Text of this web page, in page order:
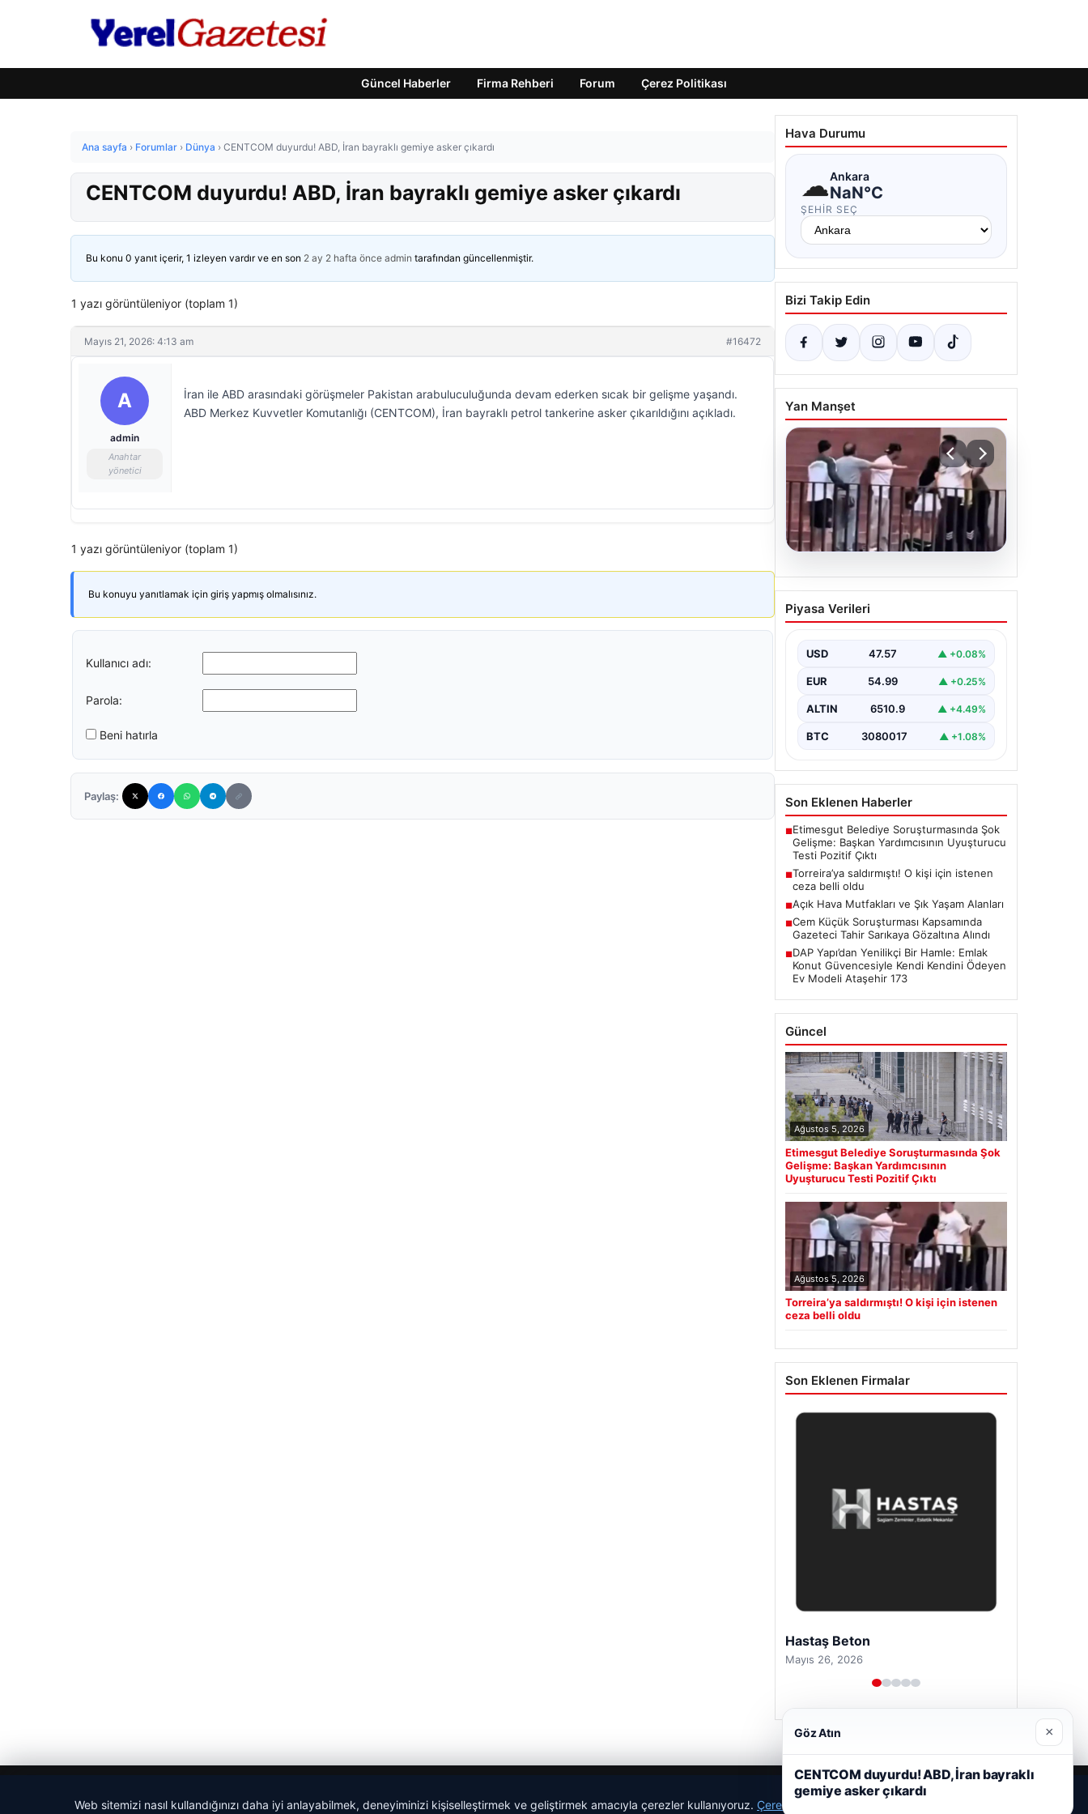
Güncel Haberler Firma Rehberi Forum Çerez Politikası
Ana sayfa › Forumlar › Dünya › CENTCOM duyurdu! ABD, İran bayraklı gemiye asker çıkardı
CENTCOM duyurdu! ABD, İran bayraklı gemiye asker çıkardı
Bu konu 0 yanıt içerir, 1 izleyen vardır ve en son 2 ay 2 hafta önce admin tarafından güncellenmiştir.
1 yazı görüntüleniyor (toplam 1)
Mayıs 21, 2026: 4:13 am #16472
A
admin
Anahtar
yönetici
İran ile ABD arasındaki görüşmeler Pakistan arabuluculuğunda devam ederken sıcak bir gelişme yaşandı.
ABD Merkez Kuvvetler Komutanlığı (CENTCOM), İran bayraklı petrol tankerine asker çıkarıldığını açıkladı.
1 yazı görüntüleniyor (toplam 1)
Bu konuyu yanıtlamak için giriş yapmış olmalısınız.
Kullanıcı adı:
Parola:
Beni hatırla
Paylaş:
Hava Durumu
☁Ankara
NaN°C
ŞEHIR SEÇ
Bizi Takip Edin
Yan Manşet
05.08.2026
Torreira’ya saldırmıştı! O
kişi için istenen ceza belli
Piyasa Verileri
USD 47.57 ▲ +0.08%
EUR 54.99 ▲ +0.25%
ALTIN 6510.9 ▲ +4.49%
BTC 3080017 ▲ +1.08%
Son Eklenen Haberler
■Etimesgut Belediye Soruşturmasında Şok
Gelişme: Başkan Yardımcısının Uyuşturucu
Testi Pozitif Çıktı
■Torreira’ya saldırmıştı! O kişi için istenen
ceza belli oldu
■Açık Hava Mutfakları ve Şık Yaşam Alanları
■Cem Küçük Soruşturması Kapsamında
Gazeteci Tahir Sarıkaya Gözaltına Alındı
■DAP Yapı’dan Yenilikçi Bir Hamle: Emlak
Konut Güvencesiyle Kendi Kendini Ödeyen
Ev Modeli Ataşehir 173
Güncel
Ağustos 5, 2026
Etimesgut Belediye Soruşturmasında Şok
Gelişme: Başkan Yardımcısının
Uyuşturucu Testi Pozitif Çıktı
Ağustos 5, 2026
Torreira’ya saldırmıştı! O kişi için istenen
ceza belli oldu
Son Eklenen Firmalar
Hastaş Beton
Mayıs 26, 2026
Web sitemizi nasıl kullandığınızı daha iyi anlayabilmek, deneyiminizi kişiselleştirmek ve geliştirmek amacıyla çerezler kullanıyoruz. Çerez Politikamız
Göz Atın ×
CENTCOM duyurdu! ABD, İran bayraklı
gemiye asker çıkardı